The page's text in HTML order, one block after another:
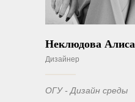
Неклюдова Алиса
Дизайнер
ОГУ - Дизайн среды